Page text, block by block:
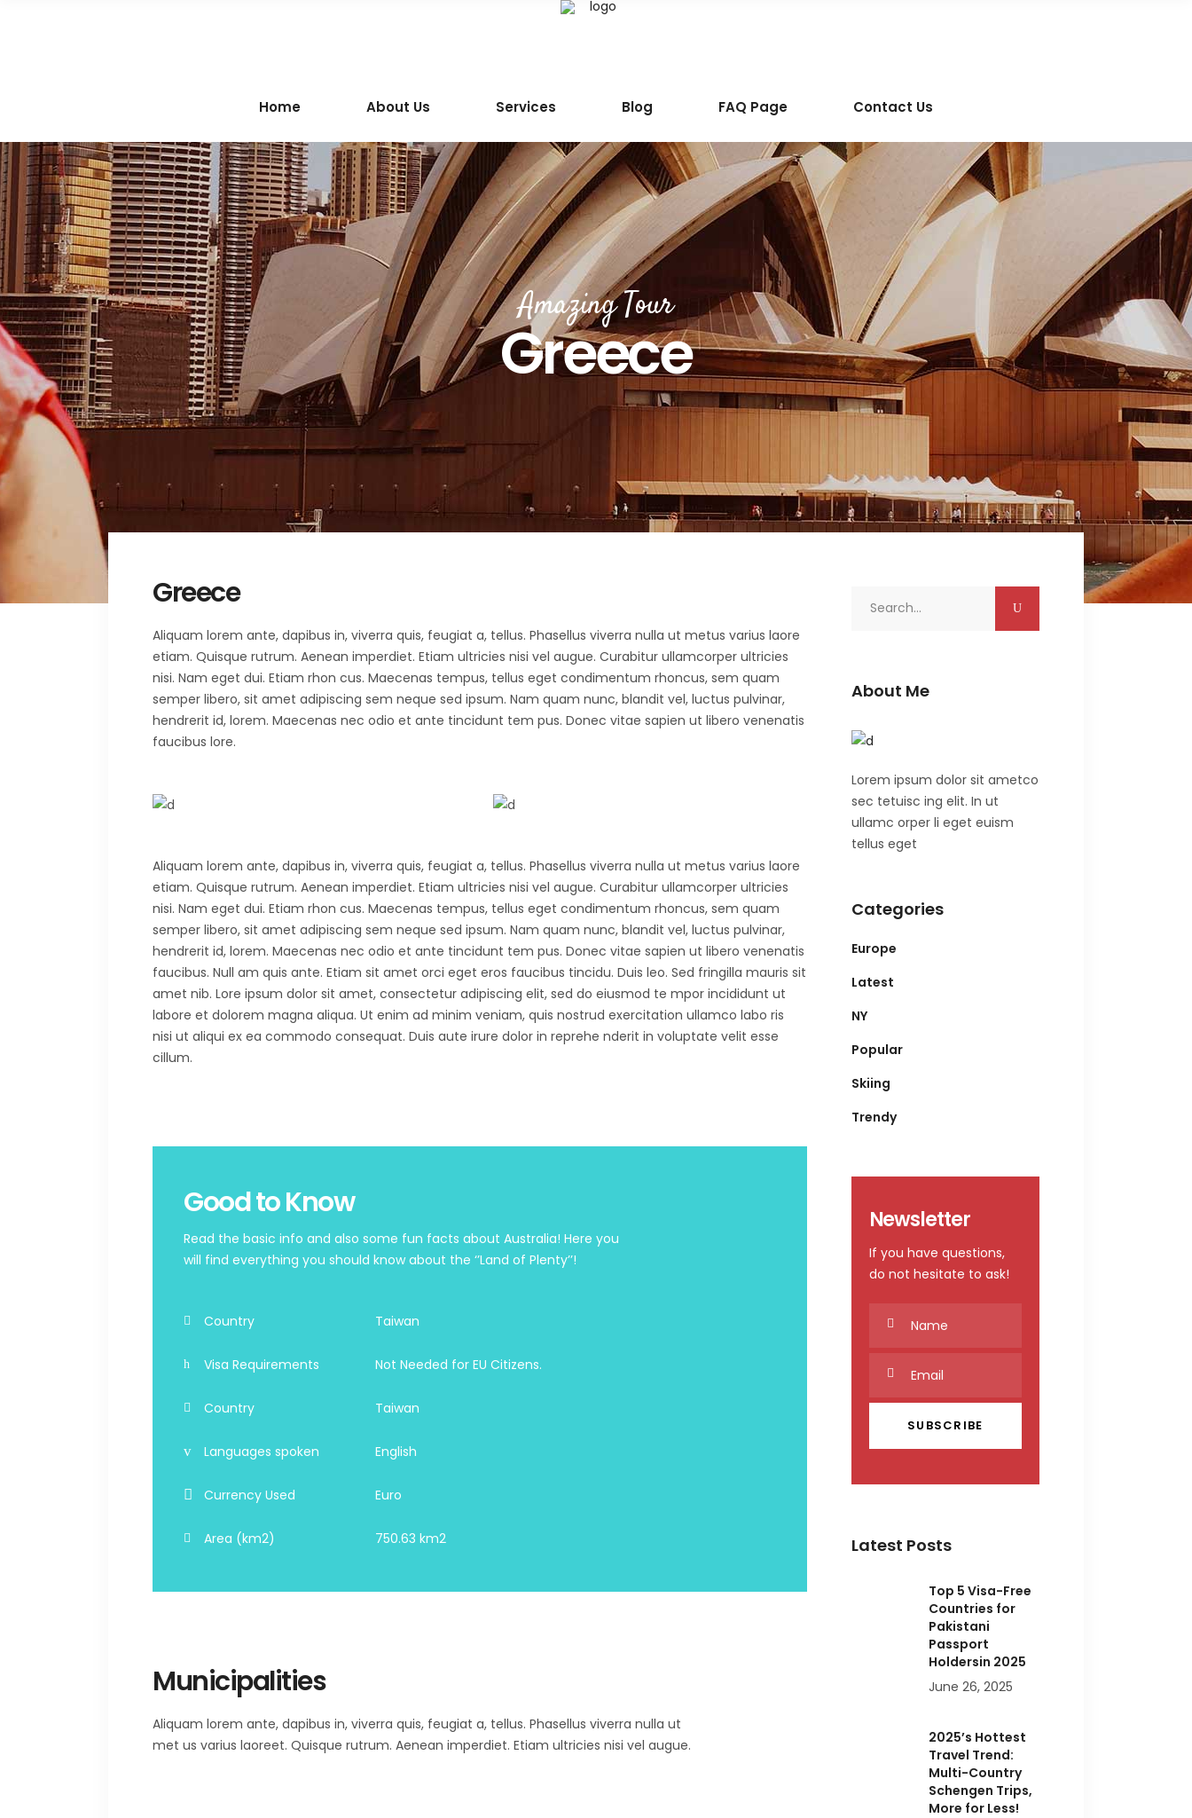
Home About Us Services Blog FAQ Page Contact Us
Amazing Tour
Greece
Greece
Aliquam lorem ante, dapibus in, viverra quis, feugiat a, tellus. Phasellus viverra nulla ut metus varius laore
etiam. Quisque rutrum. Aenean imperdiet. Etiam ultricies nisi vel augue. Curabitur ullamcorper ultricies
nisi. Nam eget dui. Etiam rhon cus. Maecenas tempus, tellus eget condimentum rhoncus, sem quam
semper libero, sit amet adipiscing sem neque sed ipsum. Nam quam nunc, blandit vel, luctus pulvinar,
hendrerit id, lorem. Maecenas nec odio et ante tincidunt tem pus. Donec vitae sapien ut libero venenatis
faucibus lore.
Aliquam lorem ante, dapibus in, viverra quis, feugiat a, tellus. Phasellus viverra nulla ut metus varius laore
etiam. Quisque rutrum. Aenean imperdiet. Etiam ultricies nisi vel augue. Curabitur ullamcorper ultricies
nisi. Nam eget dui. Etiam rhon cus. Maecenas tempus, tellus eget condimentum rhoncus, sem quam
semper libero, sit amet adipiscing sem neque sed ipsum. Nam quam nunc, blandit vel, luctus pulvinar,
hendrerit id, lorem. Maecenas nec odio et ante tincidunt tem pus. Donec vitae sapien ut libero venenatis
faucibus. Null am quis ante. Etiam sit amet orci eget eros faucibus tincidu. Duis leo. Sed fringilla mauris sit
amet nib. Lore ipsum dolor sit amet, consectetur adipiscing elit, sed do eiusmod te mpor incididunt ut
labore et dolorem magna aliqua. Ut enim ad minim veniam, quis nostrud exercitation ullamco labo ris
nisi ut aliqui ex ea commodo consequat. Duis aute irure dolor in reprehe nderit in voluptate velit esse
cillum.
Good to Know
Read the basic info and also some fun facts about Australia! Here you
will find everything you should know about the ‘’Land of Plenty’’!
Country Taiwan
Visa Requirements Not Needed for EU Citizens.
Country Taiwan
Languages spoken English
Currency Used Euro
Area (km2) 750.63 km2
Municipalities
Aliquam lorem ante, dapibus in, viverra quis, feugiat a, tellus. Phasellus viverra nulla ut
met us varius laoreet. Quisque rutrum. Aenean imperdiet. Etiam ultricies nisi vel augue.
About Me
Lorem ipsum dolor sit ametco
sec tetuisc ing elit. In ut
ullamc orper li eget euism
tellus eget
Categories
Europe
Latest
NY
Popular
Skiing
Trendy
Newsletter
If you have questions,
do not hesitate to ask!
Latest Posts
Top 5 Visa-Free
Countries for
Pakistani
Passport
Holdersin 2025
June 26, 2025
2025’s Hottest
Travel Trend:
Multi-Country
Schengen Trips,
More for Less!